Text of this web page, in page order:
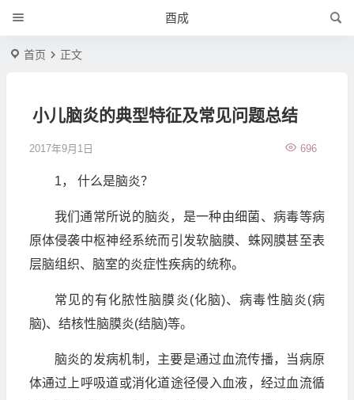
酉成
首页 正文
小儿脑炎的典型特征及常见问题总结
2017年9月1日 696
1， 什么是脑炎？
我们通常所说的脑炎，是一种由细菌、病毒等病
原体侵袭中枢神经系统而引发软脑膜、蛛网膜甚至表
层脑组织、脑室的炎症性疾病的统称。
常见的有化脓性脑膜炎(化脑)、病毒性脑炎(病
脑)、结核性脑膜炎(结脑)等。
脑炎的发病机制，主要是通过血流传播，当病原
体通过上呼吸道或消化道途径侵入血液，经过血流循